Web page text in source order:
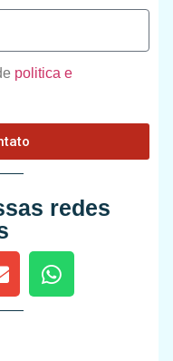
politica e
redes